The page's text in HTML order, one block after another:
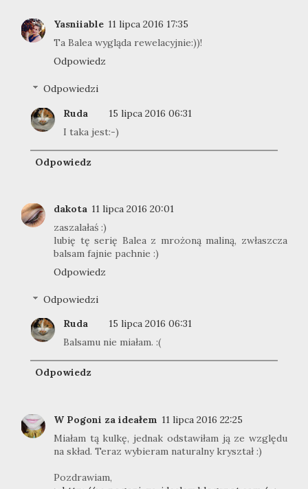
Yasniiable 11 lipca 2016 17:35
Ta Balea wygląda rewelacyjnie:))!
Odpowiedz
Odpowiedzi
Ruda
15 lipca 2016 06:31
I taka jest:-)
Odpowiedz
dakota 11 lipca 2016 20:01
zaszalałaś :)
lubię tę serię Balea z mrożoną maliną, zwłaszcza
balsam fajnie pachnie :)
Odpowiedz
Odpowiedzi
Ruda
15 lipca 2016 06:31
Balsamu nie miałam. :(
Odpowiedz
W Pogoni za ideałem 11 lipca 2016 22:25
Miałam tą kulkę, jednak odstawiłam ją ze względu
na skład. Teraz wybieram naturalny kryształ :)
Pozdrawiam,